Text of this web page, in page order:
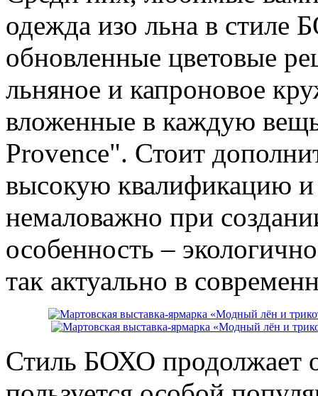
одежда изо льна в стиле
обновленные цветовые
льняное и капроновое
вложенные в каждую
Provence". Стоит
высокую квалификацию и
немаловажно при
особенность –
так актуально в
Стиль БОХО продолжает